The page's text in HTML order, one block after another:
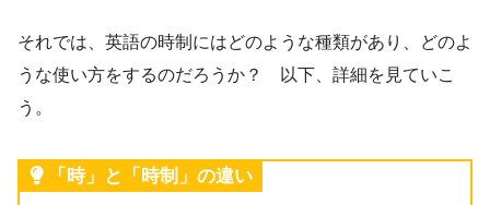
それでは、英語の時制にはどのような種類があり、どのよ
うな使い方をするのだろうか？ 以下、詳細を見ていこ
う。
「時」と「時制」の違い